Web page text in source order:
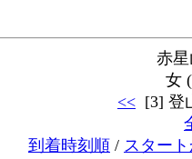
赤
女
<< [3] 登
到着時刻順 / スター